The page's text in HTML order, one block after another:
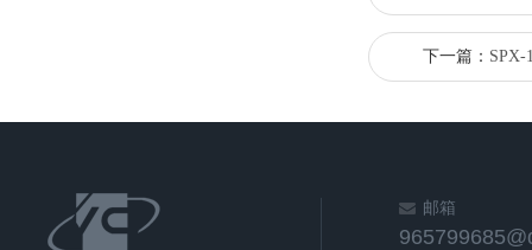
下一篇： SPX-
邮箱